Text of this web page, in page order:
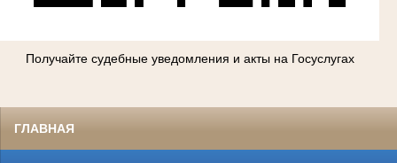
Получайте судебные уведомления и акты на Госуслугах
ГЛАВНАЯ